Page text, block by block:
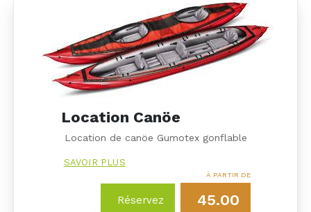
Location Canöe
Location de canöe Gumotex gonflable
SAVOIR PLUS
Réservez
À PARTIR DE
45.00